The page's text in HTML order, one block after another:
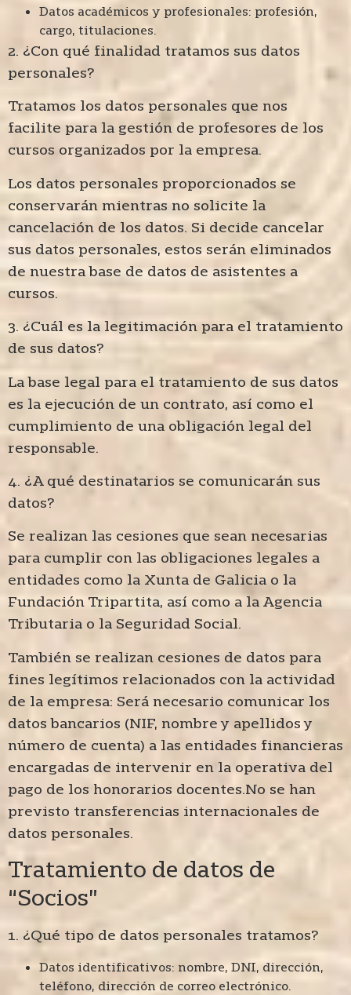
Datos académicos y profesionales: profesión,
cargo, titulaciones.
2. ¿Con qué finalidad tratamos sus datos
personales?
Tratamos los datos personales que nos
facilite para la gestión de profesores de los
cursos organizados por la empresa.
Los datos personales proporcionados se
conservarán mientras no solicite la
cancelación de los datos. Si decide cancelar
sus datos personales, estos serán eliminados
de nuestra base de datos de asistentes a
cursos.
3. ¿Cuál es la legitimación para el tratamiento
de sus datos?
La base legal para el tratamiento de sus datos
es la ejecución de un contrato, así como el
cumplimiento de una obligación legal del
responsable.
4. ¿A qué destinatarios se comunicarán sus
datos?
Se realizan las cesiones que sean necesarias
para cumplir con las obligaciones legales a
entidades como la Xunta de Galicia o la
Fundación Tripartita, así como a la Agencia
Tributaria o la Seguridad Social.
También se realizan cesiones de datos para
fines legítimos relacionados con la actividad
de la empresa: Será necesario comunicar los
datos bancarios (NIF, nombre y apellidos y
número de cuenta) a las entidades financieras
encargadas de intervenir en la operativa del
pago de los honorarios docentes.No se han
previsto transferencias internacionales de
datos personales.
Tratamiento de datos de
“Socios”
1. ¿Qué tipo de datos personales tratamos?
Datos identificativos: nombre, DNI, dirección,
teléfono, dirección de correo electrónico.